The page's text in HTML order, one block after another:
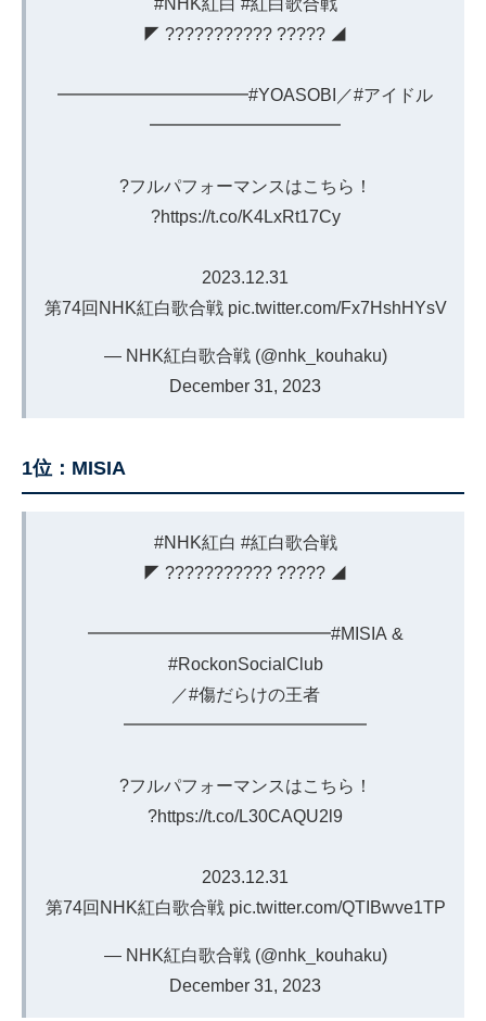
#NHK紅白 #紅白歌合戦
◤ ??????????? ????? ◢
━━━━━━━━━━━#YOASOBI ／#アイドル
━━━━━━━━━━━
?フルパフォーマンスはこちら！
?https://t.co/K4LxRt17Cy
2023.12.31
第74回NHK紅白歌合戦 pic.twitter.com/Fx7HshHYsV
— NHK紅白歌合戦 (@nhk_kouhaku)
December 31, 2023
1位：MISIA
#NHK紅白 #紅白歌合戦
◤ ??????????? ????? ◢
━━━━━━━━━━━━━━#MISIA &
#RockonSocialClub
／#傷だらけの王者
━━━━━━━━━━━━━━
?フルパフォーマンスはこちら！
?https://t.co/L30CAQU2l9
2023.12.31
第74回NHK紅白歌合戦 pic.twitter.com/QTIBwve1TP
— NHK紅白歌合戦 (@nhk_kouhaku)
December 31, 2023